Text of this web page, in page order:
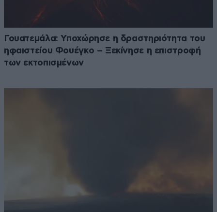
Γουατεμάλα: Υποχώρησε η δραστηριότητα του
ηφαιστείου Φουέγκο – Ξεκίνησε η επιστροφή
των εκτοπισμένων